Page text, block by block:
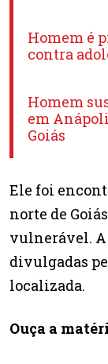
Homem é
contra
Homem
em
Goiás
Ele foi
norte de
vulnerável.
divulgadas
localizada.
Ouça a